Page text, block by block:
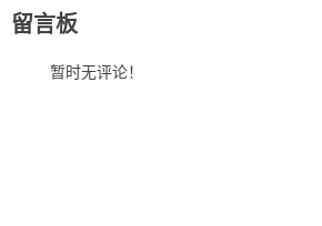
留言板
暂时无评论！